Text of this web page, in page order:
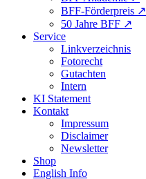
BFF-Förderpreis ↗︎
50 Jahre BFF ↗︎
Service
Linkverzeichnis
Fotorecht
Gutachten
Intern
KI Statement
Kontakt
Impressum
Disclaimer
Newsletter
Shop
English Info